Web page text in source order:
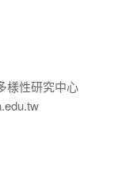
樣性研究中心